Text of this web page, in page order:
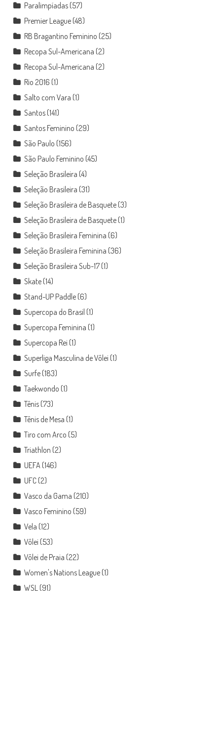
Paralimpíadas(57)
Premier League(48)
RB Bragantino Feminino (25)
Recopa Sul-Americana (2)
Recopa Sul-Americana (2)
Rio 2016 (1)
Salto com Vara (1)
Santos(141)
Santos Feminino (29)
São Paulo (156)
São Paulo Feminino (45)
Seleção Brasileira (4)
Seleção Brasileira (31)
Seleção Brasileira de Basquete(3)
Seleção Brasileira de Basquete(1)
Seleção Brasileira Feminina (6)
Seleção Brasileira Feminina (36)
Seleção Brasileira Sub-17(1)
Skate(14)
Stand-UP Paddle(6)
Supercopa do Brasil (1)
Supercopa Feminina (1)
Supercopa Rei (1)
Superliga Masculina de Vôlei (1)
Surfe(183)
Taekwondo (1)
Tênis(73)
Tênis de Mesa (1)
Tiro com Arco (5)
Triathlon (2)
UEFA(146)
UFC(2)
Vasco da Gama (210)
Vasco Feminino (59)
Vela (12)
Vôlei (53)
Vôlei de Praia (22)
Women's Nations League(1)
WSL(91)